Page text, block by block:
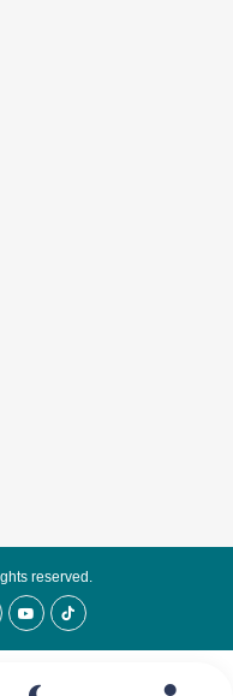
reserved.